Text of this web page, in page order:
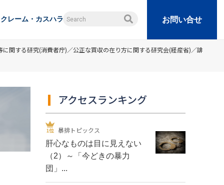
クレーム・カスハラ お問い合せ
関する研究(消費者庁)／公正な買収の在り方に関する研究会(経産省)／誹
アクセスランキング
暴排トピックス
肝心なものは目に見えない
（2）～「今どきの暴力
団」...